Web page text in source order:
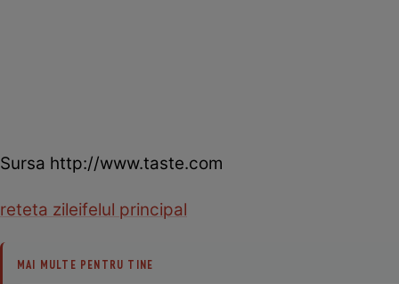
Sursa http://www.taste.com
reteta zileifelul principal
MAI MULTE PENTRU TINE